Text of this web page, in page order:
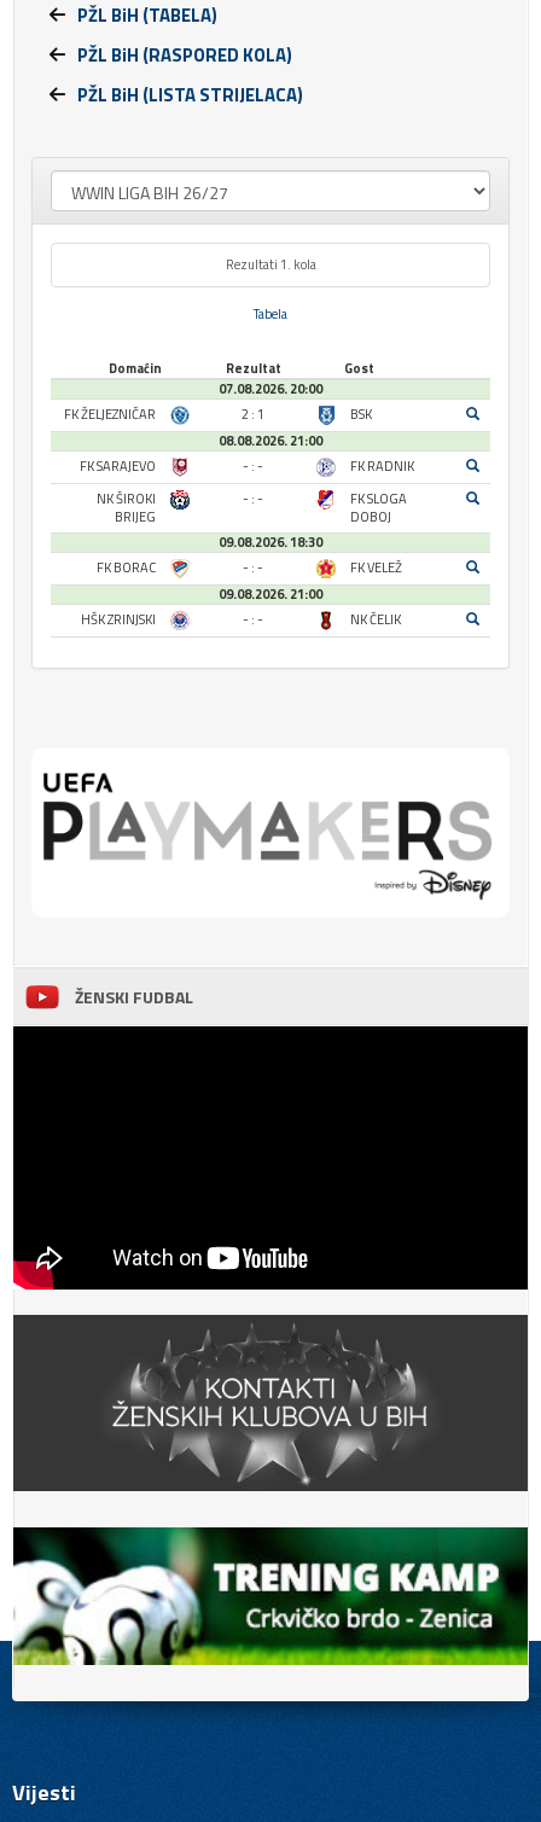
PŽL BiH (TABELA)
PŽL BiH (RASPORED KOLA)
PŽL BiH (LISTA STRIJELACA)
Rezultati 1. kola
Tabela
Domaćin Rezultat
Gost
07.08.2026. 20:00
FK ŽELJEZNIČAR
2 : 1
BSK
08.08.2026. 21:00
FK SARAJEVO
- : -
FK RADNIK
NK ŠIROKI
BRIJEG
- : -
FK SLOGA
DOBOJ
09.08.2026. 18:30
FK BORAC
- : -
FK VELEŽ
09.08.2026. 21:00
HŠK ZRINJSKI
- : - NK ČELIK
ŽENSKI FUDBAL
Vijesti